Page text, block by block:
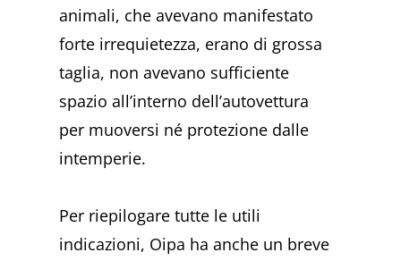
animali, che avevano manifestato
forte irrequietezza, erano di grossa
taglia, non avevano sufficiente
spazio all’interno dell’autovettura
per muoversi né protezione dalle
intemperie.
Per riepilogare tutte le utili
indicazioni, Oipa ha anche un breve